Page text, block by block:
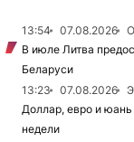
13:54 07.08.2026
В июле Литва
Беларуси
13:23
07.08.2026
Доллар, евро и
недели